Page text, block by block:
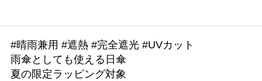
#晴雨兼用 #遮熱 #完全遮光 #UVカット
雨傘としても使える日傘
夏の限定ラッピング対象